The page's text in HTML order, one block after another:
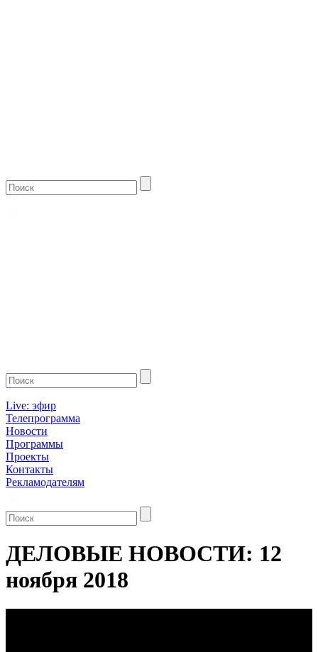
Live: эфир
Телепрограмма
Новости
Программы
Проекты
Контакты
Рекламодателям
ДЕЛОВЫЕ НОВОСТИ: 12
ноября 2018